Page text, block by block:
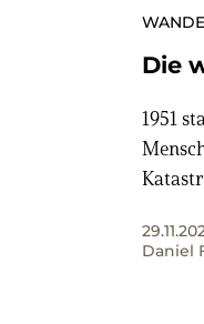
Die
1951
Daniel